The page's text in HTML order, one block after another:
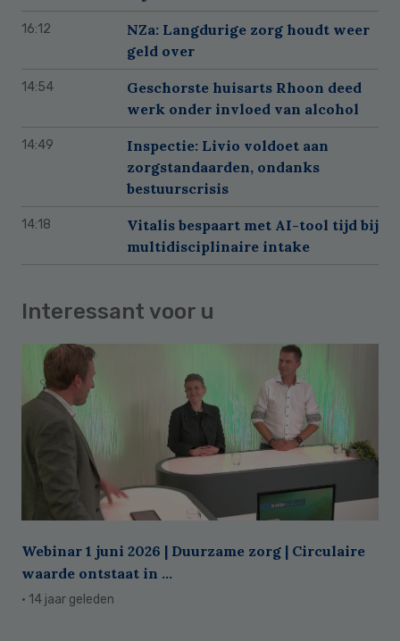
16:12
NZa: Langdurige zorg houdt weer
geld over
14:54
Geschorste huisarts Rhoon deed
werk onder invloed van alcohol
14:49
Inspectie: Livio voldoet aan
zorgstandaarden, ondanks
bestuurscrisis
14:18
Vitalis bespaart met AI-tool tijd bij
multidisciplinaire intake
Interessant voor u
Webinar 1 juni 2026 | Duurzame zorg | Circulaire
waarde ontstaat in ...
· 14 jaar geleden